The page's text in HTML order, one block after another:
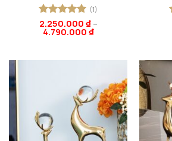
Được xếp
hạng55
(1)
2.250.000 ₫–
4.790.000 ₫